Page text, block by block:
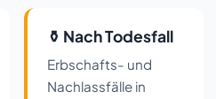
⚱️ Nach Todesfall
Erbschafts- und
Nachlassfälle in